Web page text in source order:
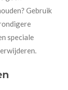
Gebruik
speciale